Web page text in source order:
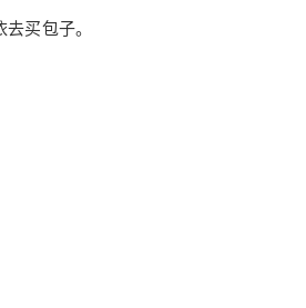
买包子。